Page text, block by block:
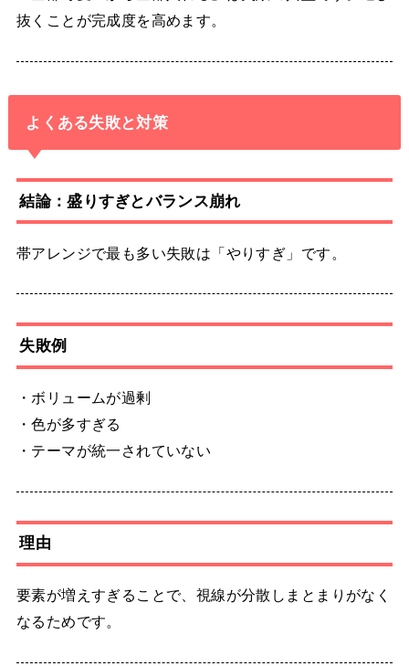
抜くことが完成度を高めます。
よくある失敗と対策
結論：盛りすぎとバランス崩れ
帯アレンジで最も多い失敗は「やりすぎ」です。
失敗例
・ボリュームが過剰
・色が多すぎる
・テーマが統一されていない
理由
要素が増えすぎることで、視線が分散しまとまりがなく
なるためです。